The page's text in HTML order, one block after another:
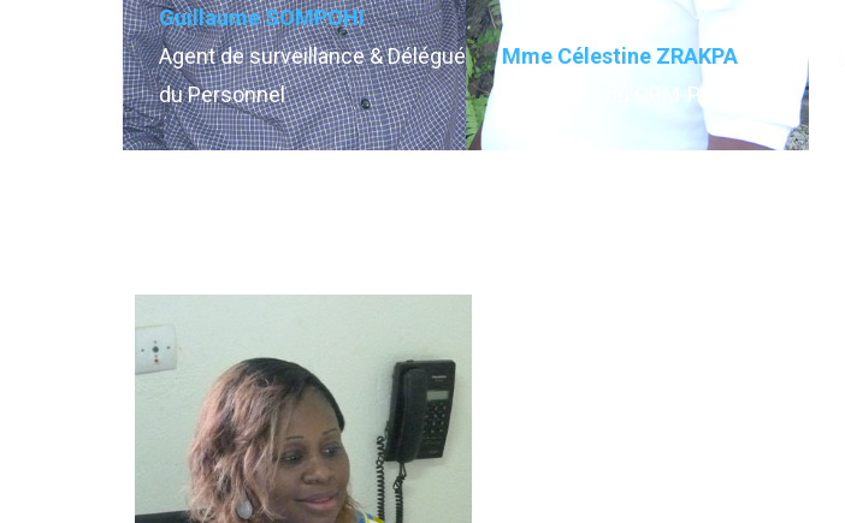
Guillaume SOMPOHI
Agent de surveillance & Délégué
du Personnel
02
Mme Célestine ZRAKPA
Secrétaire du CPM-PV